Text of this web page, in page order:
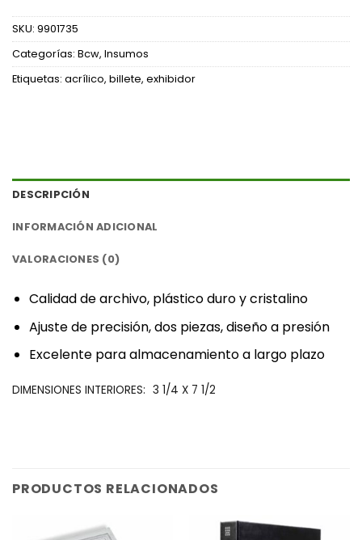
SKU: 9901735
Categorías: Bcw, Insumos
Etiquetas: acrílico, billete, exhibidor
DESCRIPCIÓN
INFORMACIÓN ADICIONAL
VALORACIONES (0)
‎Calidad de archivo, plástico duro y cristalino‎
‎Ajuste de precisión, dos piezas, diseño a presión‎
‎Excelente para almacenamiento a largo plazo‎
‎DIMENSIONES INTERIORES:‎ 3 1/4 X 7 1/2
PRODUCTOS RELACIONADOS